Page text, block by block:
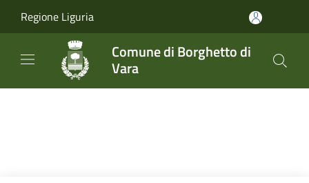
Regione Liguria
Comune di Borghetto di
Vara